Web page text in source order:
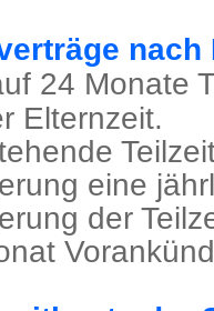
24 Monate
Elternzeit.
eine
der